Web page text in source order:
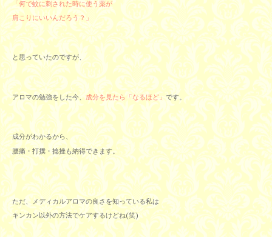
「何で蚊に刺された時に使う薬が
肩こりにいいんだろう？」
と思っていたのですが、
アロマの勉強をした今、成分を見たら「なるほど」です。
成分がわかるから、
腰痛・打撲・捻挫も納得できます。
ただ、メディカルアロマの良さを知っている私は
キンカン以外の方法でケアするけどね(笑)